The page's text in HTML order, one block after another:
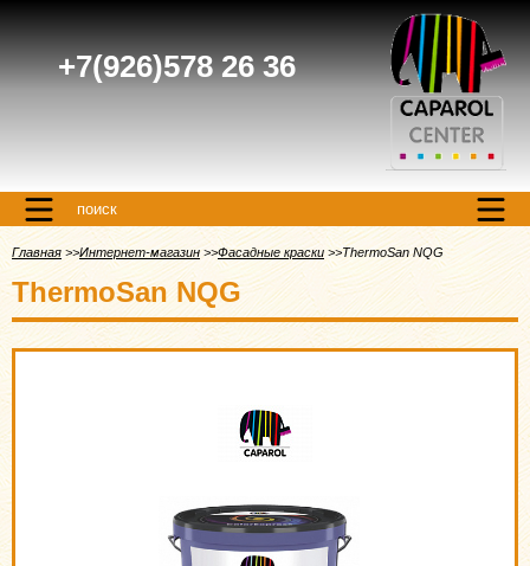
+7(926)578 26 36
поиск
Главная Интернет-магазин Фасадные краски ThermoSan NQG
ThermoSan NQG